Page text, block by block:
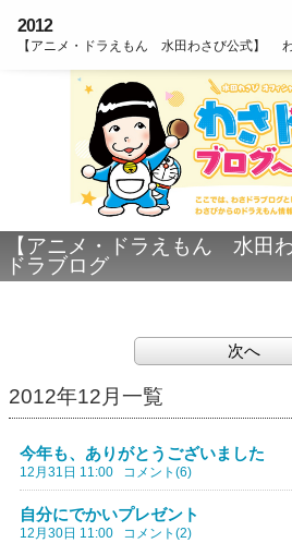
2012
【アニメ・ドラえもん 水田わさび公式】
【アニメ・ドラえもん 水田
ドラブログ
次へ
2012年12月一覧
今年も、ありがとうございました
12月31日 11:00 コメント(6)
自分にでかいプレゼント
12月30日 11:00 コメント(2)